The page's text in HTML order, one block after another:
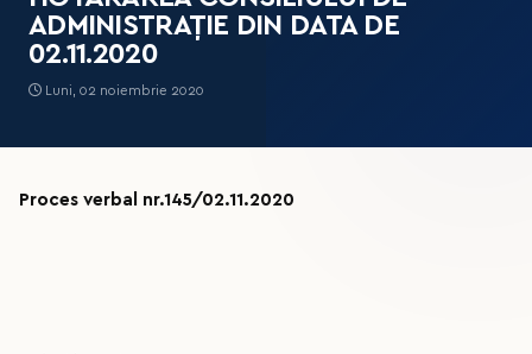
ADMINISTRAȚIE DIN DATA DE
02.11.2020
Luni, 02 noiembrie 2020
Proces verbal nr.145/02.11.2020